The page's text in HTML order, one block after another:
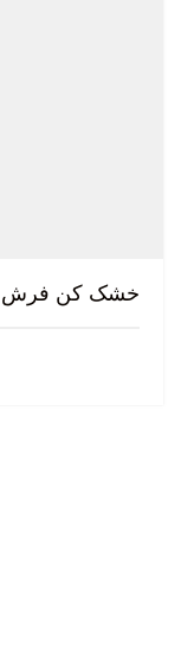
خشک کن فرش ( 10 طبقه مخصوص هوای